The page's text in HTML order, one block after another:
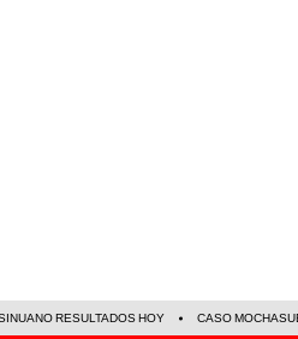
RESULTADOS HOY CASO